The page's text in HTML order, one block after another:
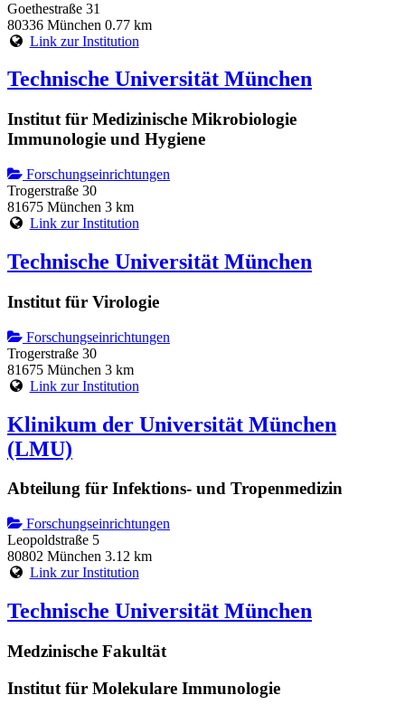
Goethestraße 31
80336 München 0.77 km
Link zur Institution
Technische Universität München
Institut für Medizinische Mikrobiologie
Immunologie und Hygiene
Forschungseinrichtungen
Trogerstraße 30
81675 München 3 km
Link zur Institution
Technische Universität München
Institut für Virologie
Forschungseinrichtungen
Trogerstraße 30
81675 München 3 km
Link zur Institution
Klinikum der Universität München
(LMU)
Abteilung für Infektions- und Tropenmedizin
Forschungseinrichtungen
Leopoldstraße 5
80802 München 3.12 km
Link zur Institution
Technische Universität München
Medzinische Fakultät
Institut für Molekulare Immunologie